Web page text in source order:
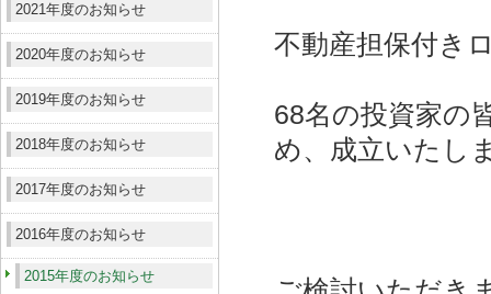
2021年度のお知らせ
2020年度のお知らせ
2019年度のお知らせ
2018年度のお知らせ
2017年度のお知らせ
2016年度のお知らせ
2015年度のお知らせ
不動産担保付き
68名の投資家の
め、成立いたし